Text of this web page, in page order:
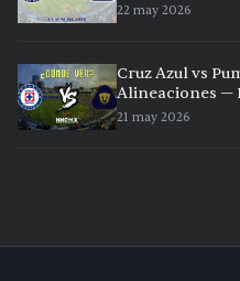
22 may 2026
Cruz Azul vs
Alineaciones —
21 may 2026